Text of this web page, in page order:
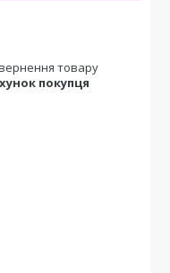
товару
покупця